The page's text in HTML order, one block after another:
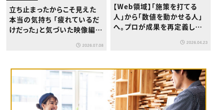
立ち止まったからこそ見えた
本当の気持ち 「疲れているだ
けだった」と気づいた映像編集
2026.07.08
【Web領域】「施策を打てる
人」から「数値を動かせる人」
へ。プロが成果を再定義して
2026.04.23